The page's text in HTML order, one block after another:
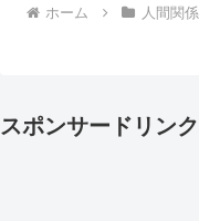
ホーム 人間関係
スポンサードリンク